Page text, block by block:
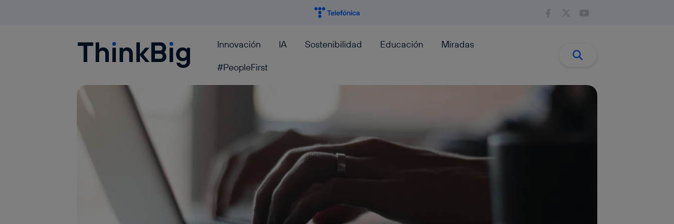
Blogthinkbig.com Innovación IA Sostenibilidad Educación
Miradas
#PeopleFirst
Buscar